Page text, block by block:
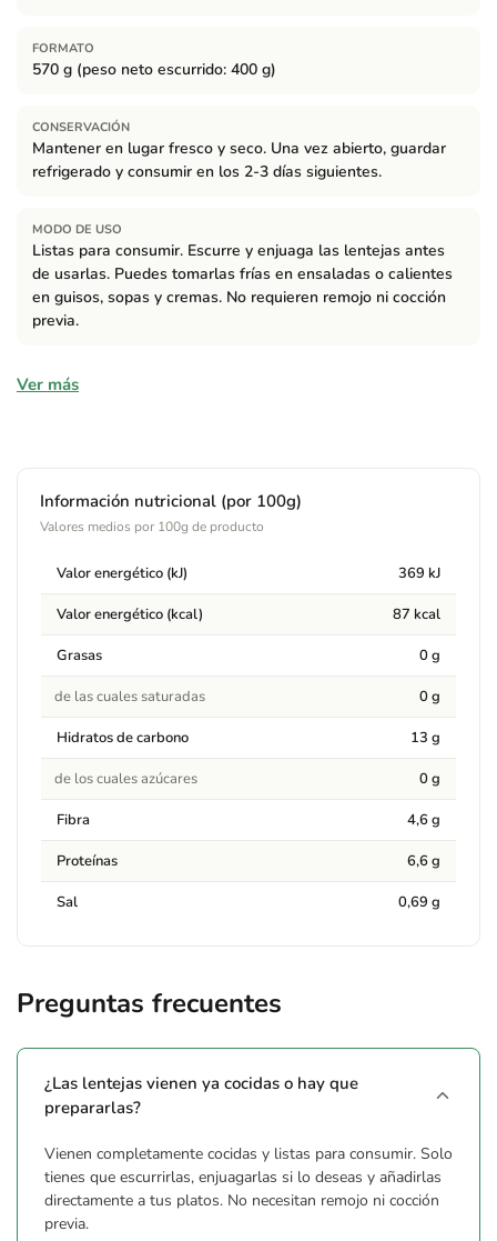
FORMATO
570 g (peso neto escurrido: 400 g)
CONSERVACIÓN
Mantener en lugar fresco y seco. Una vez abierto, guardar
refrigerado y consumir en los 2-3 días siguientes.
MODO DE USO
Listas para consumir. Escurre y enjuaga las lentejas antes
de usarlas. Puedes tomarlas frías en ensaladas o calientes
en guisos, sopas y cremas. No requieren remojo ni cocción
previa.
Ingredientes
Alérgenos
Contiene:Puede contener trazas de gluten.
Advertencias
Al ser un producto ecológico puede producirse un
oscurecimiento de la parte superior del frasco. Esto no afecta a
la calidad del producto. Puede contener trazas de gluten.
Ver más
Información nutricional (por 100g)
Valores medios por 100g de producto
Valor energético (kJ) 369 kJ
Valor energético (kcal) 87 kcal
Grasas 0 g
de las cuales saturadas 0 g
Hidratos de carbono 13 g
de los cuales azúcares 0 g
Fibra 4,6 g
Proteínas 6,6 g
Sal 0,69 g
Preguntas frecuentes
¿Las lentejas vienen ya cocidas o hay que
prepararlas?
Vienen completamente cocidas y listas para consumir. Solo
tienes que escurrirlas, enjuagarlas si lo deseas y añadirlas
directamente a tus platos. No necesitan remojo ni cocción
previa.